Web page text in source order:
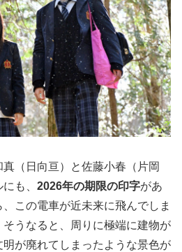
（日向亘）と佐藤小春（片岡
も、 2026年の期限の印字があ
この電車が近未来に飛んでしま
うなると、周りに極端に建物が
が廃れてしまったような景色が